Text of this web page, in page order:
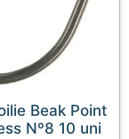
Nº8 10 uni